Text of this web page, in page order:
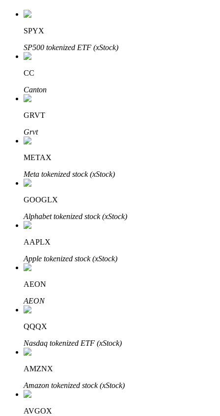
Auto Invest
Grijp langetermijnwinst en flexibele belangen
Leer staken
Meer informatie over het verdienen van passief inkomen
Bitrue
AI
Tot 65% commissies!
SPYX
SP500 tokenized ETF (xStock)
CC
Canton
GRVT
Grvt
METAX
Meta tokenized stock (xStock)
GOOGLX
Alphabet tokenized stock (xStock)
AAPLX
Apple tokenized stock (xStock)
AEON
AEON
QQQX
Nasdaq tokenized ETF (xStock)
AMZNX
Amazon tokenized stock (xStock)
AVGOX